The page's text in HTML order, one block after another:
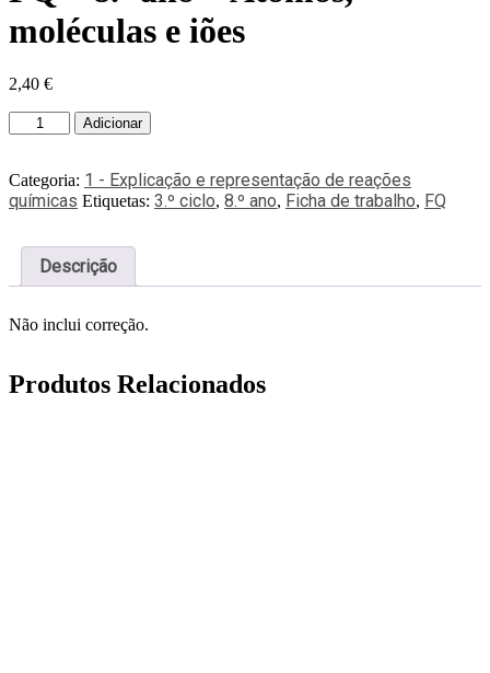
moléculas e iões
2,40 €
Adicionar
Categoria: 1 - Explicação e representação de reações
químicas Etiquetas: 3.º ciclo, 8.º ano, Ficha de trabalho, FQ
Descrição
Não inclui correção.
Produtos Relacionados